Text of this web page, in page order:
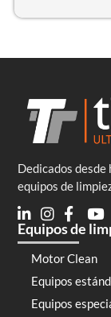
Dedicados desde
equipos de
Equipos de
Motor Clean
Equipos
Equipos